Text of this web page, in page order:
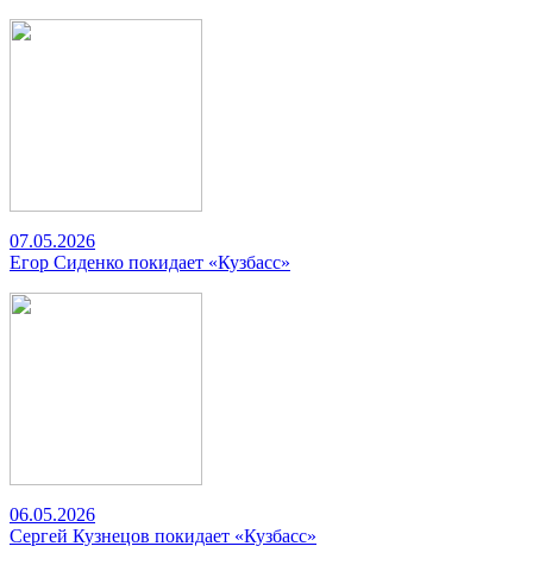
07.05.2026
Егор Сиденко покидает «Кузбасс»
06.05.2026
Сергей Кузнецов покидает «Кузбасс»